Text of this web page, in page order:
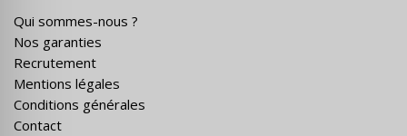
Qui sommes-nous ?
Nos garanties
Recrutement
Mentions légales
Conditions générales
Contact